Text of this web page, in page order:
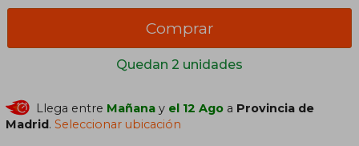
Quedan 2 unidades
Comprar
Llega entre Mañana y el 12 Ago a Provincia de
Madrid.Seleccionar ubicación